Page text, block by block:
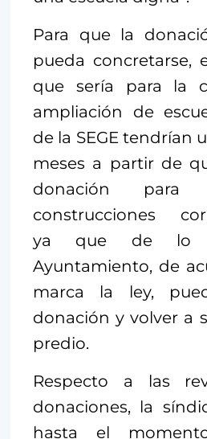
Para que la
pueda concretarse,
que sería para la
ampliación de
de la SEGE tendrían
meses a partir de
donación para
construcciones
ya que de lo
Ayuntamiento, de
marca la ley,
donación y volver a
predio.
Respecto a las
donaciones, la
hasta el